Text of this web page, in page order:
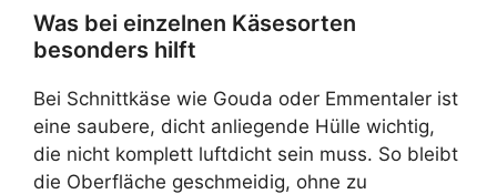
Was bei einzelnen Käsesorten
besonders hilft
Bei Schnittkäse wie Gouda oder Emmentaler ist
eine saubere, dicht anliegende Hülle wichtig,
die nicht komplett luftdicht sein muss. So bleibt
die Oberfläche geschmeidig, ohne zu